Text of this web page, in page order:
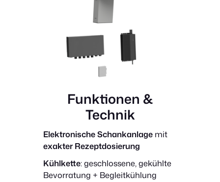
Funktionen &
Technik
Elektronische Schankanlage mit
exakter Rezeptdosierung
Kühlkette: geschlossene, gekühlte
Bevorratung + Begleitkühlung